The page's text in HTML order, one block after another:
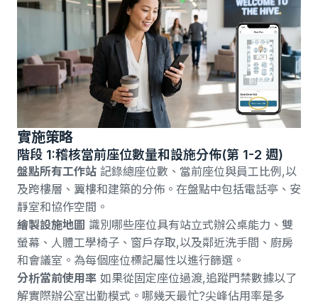
實施策略
階段 1:稽核當前座位數量和設施分佈(第 1-2 週)
盤點所有工作站 記錄總座位數、當前座位與員工比例,以
及跨樓層、翼樓和建築的分佈。在盤點中包括電話亭、安
靜室和協作空間。
繪製設施地圖 識別哪些座位具有站立式辦公桌能力、雙
螢幕、人體工學椅子、窗戶存取,以及鄰近洗手間、廚房
和會議室。為每個座位標記屬性以進行篩選。
分析當前使用率 如果從固定座位過渡,追蹤門禁數據以了
解實際辦公室出勤模式。哪幾天最忙?尖峰佔用率是多